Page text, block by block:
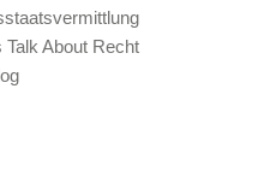
About Recht